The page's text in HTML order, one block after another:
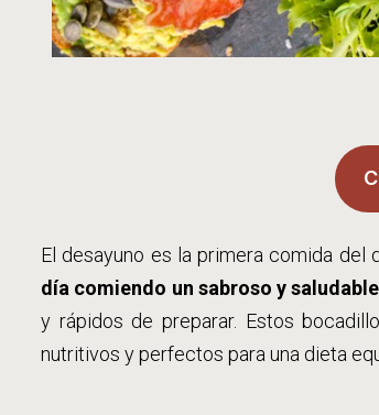
El desayuno es la primera comida del
día comiendo un sabroso y
y rápidos de preparar. Estos
nutritivos y perfectos para una dieta